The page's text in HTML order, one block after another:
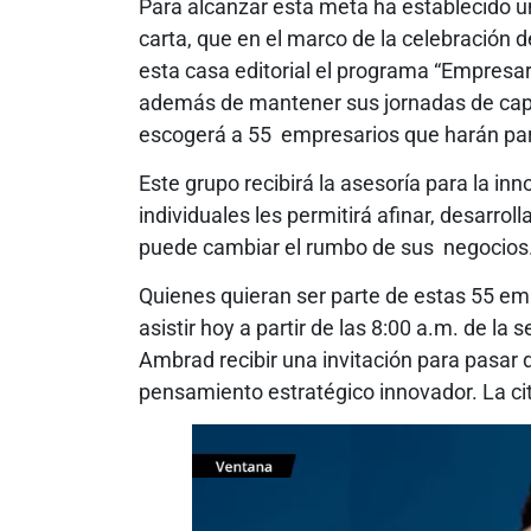
Para alcanzar esta meta ha establecido
carta, que en el marco de la celebración
esta casa editorial el programa
además de mantener sus jornadas de
escogerá a 55 empresarios que harán
Este grupo recibirá la asesoría para la
individuales les permitirá afinar,
puede cambiar el rumbo de sus
Quienes quieran ser parte de estas 55
asistir hoy a partir de las 8:00 a.m. de la
Ambrad recibir una invitación para
pensamiento estratégico innovador. La